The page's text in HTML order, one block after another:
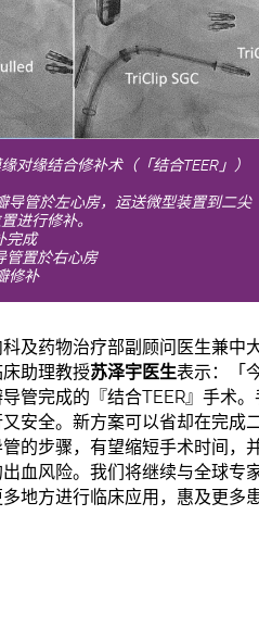
对缘结合修补术（「结合TEER」）
导管於左心房，运送微型装置到二尖
进行修补。
完成
管置於右心房
修补
及药物治疗部副顾问医生兼中
助理教授苏泽宇医生表示：「
管完成的『结合TEER』手术。
安全。新方案可以省却在完成
的步骤，有望缩短手术时间，
血风险。我们将继续与全球专
地方进行临床应用，惠及更多患